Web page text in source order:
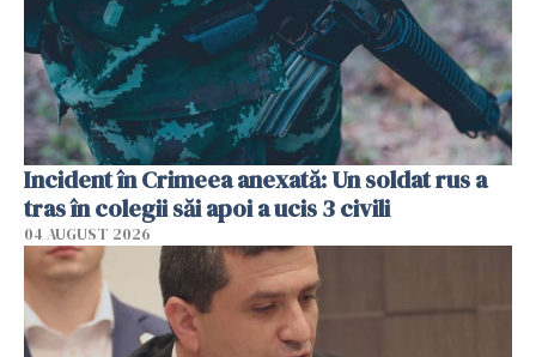
Incident în Crimeea anexată: Un soldat rus a
tras în colegii săi apoi a ucis 3 civili
04 AUGUST 2026